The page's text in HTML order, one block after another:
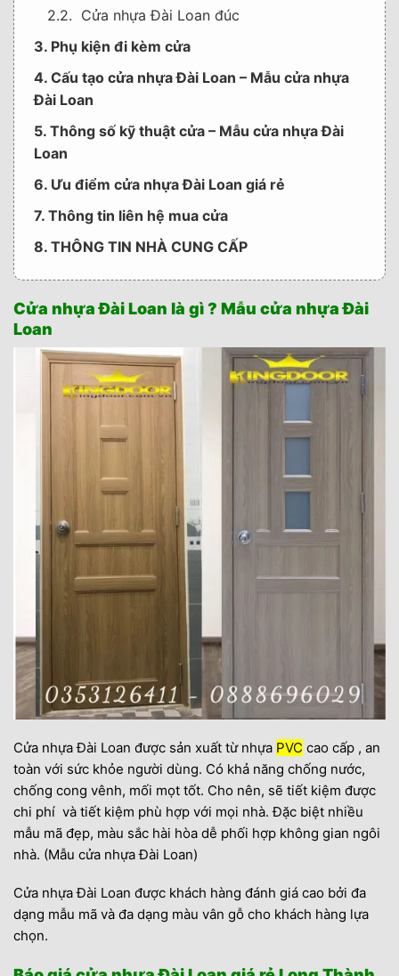
2.2. Cửa nhựa Đài Loan đúc
3. Phụ kiện đi kèm cửa
4. Cấu tạo cửa nhựa Đài Loan – Mẫu cửa nhựa
Đài Loan
5. Thông số kỹ thuật cửa – Mẫu cửa nhựa Đài
Loan
6. Ưu điểm cửa nhựa Đài Loan giá rẻ
7. Thông tin liên hệ mua cửa
8. THÔNG TIN NHÀ CUNG CẤP
Cửa nhựa Đài Loan là gì ? Mẫu cửa nhựa Đài
Loan
Cửa nhựa Đài Loan được sản xuất từ nhựa PVC cao cấp , an
toàn với sức khỏe người dùng. Có khả năng chống nước,
chống cong vênh, mối mọt tốt. Cho nên, sẽ tiết kiệm được
chi phí và tiết kiệm phù hợp với mọi nhà. Đặc biệt nhiều
mẫu mã đẹp, màu sắc hài hòa dễ phối hợp không gian ngôi
nhà. (Mẫu cửa nhựa Đài Loan)
Cửa nhựa Đài Loan được khách hàng đánh giá cao bởi đa
dạng mẫu mã và đa dạng màu vân gỗ cho khách hàng lựa
chọn.